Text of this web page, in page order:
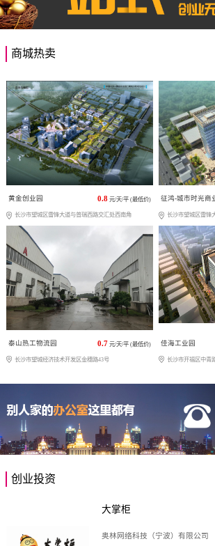
商城热卖
黄金创业园 0.8 元/天/平 (最低价)
长沙市望城区雷锋大道与普瑞西路交汇处西南角 长沙市望城区雷锋
泰山热工物流园 0.7 元/天/平 (最低价)
长沙市望城经济技术开发区金穗路43号
佳海工业园
长沙市开福区中青
创业投资
大掌柜
奥林网络科技（宁波）有限公司